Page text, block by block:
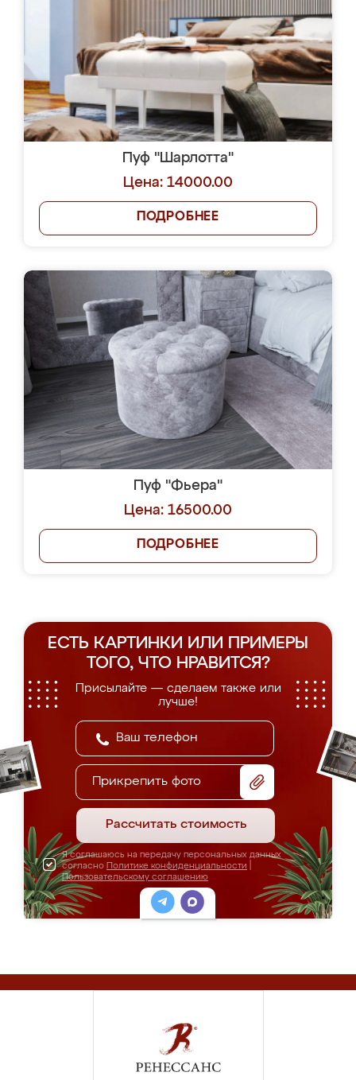
Пуф "Шарлотта"
Цена: 14000.00
ПОДРОБНЕЕ
Пуф "Фьера"
Цена: 16500.00
ПОДРОБНЕЕ
ЕСТЬ КАРТИНКИ ИЛИ ПРИМЕРЫ
ТОГО, ЧТО НРАВИТСЯ?
Присылайте — сделаем также или
лучше!
Прикрепить фото
Рассчитать стоимость
Я соглашаюсь на передачу персональных данных
согласно Политике конфиденциальности
Пользовательскому соглашению